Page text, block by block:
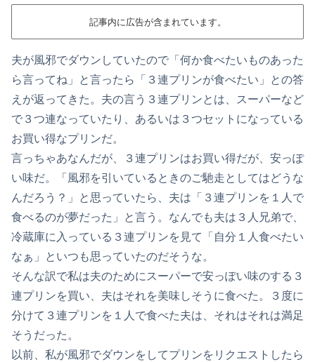
記事内に広告が含まれています。
夫が風邪でダウンしていたので「何か食べたいものあった
ら言ってね」と言ったら「３連プリンが食べたい」との答
えが返ってきた。夫の言う３連プリンとは、スーパーなど
で３つ連なっていたり、あるいは３つセットになっている
お買い得なプリンだ。
言っちゃあなんだが、３連プリンはお買い得だが、安っぽ
い味だ。「風邪を引いているときのご馳走としてはどうな
んだろう？」と思っていたら、夫は「３連プリンを１人で
食べるのが夢だった」と言う。なんでも夫は３人兄弟で、
冷蔵庫に入っている３連プリンを見て「自分１人食べたい
なぁ」といつも思っていたのだそうな。
そんな訳で私は夫のためにスーパーで安っぽい味のする３
連プリンを買い、夫はそれを美味しそうに食べた。３度に
分けて３連プリンを１人で食べた夫は、それはそれは満足
そうだった。
以前、私が風邪でダウンをしてプリンをリクエストしたら